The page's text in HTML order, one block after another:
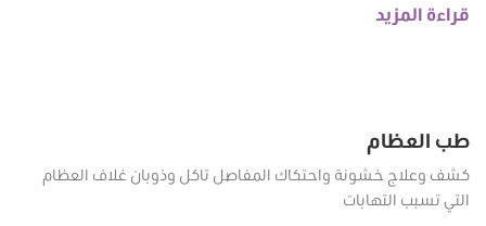
قراءة المزيد
طب العظام
كشف وعلاج خشونة واحتكاك المفاصل تاكل وذوبان غلاف العظام
التي تسبب التهابات